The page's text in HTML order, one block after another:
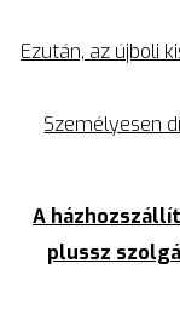
Ezután, az újboli
Személyesen
A
plussz